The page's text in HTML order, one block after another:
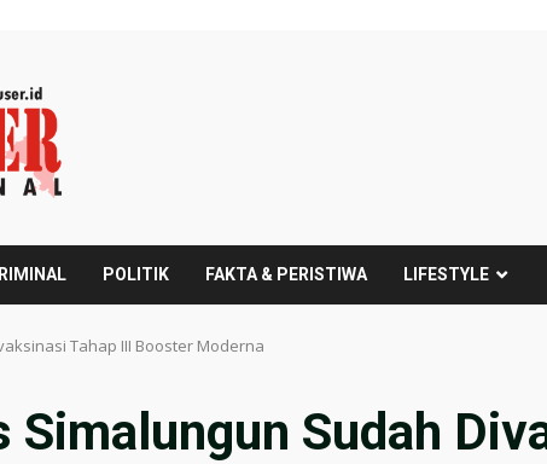
POLITIK FAKTA & PERISTIWA LIFESTYLE
Tahap III Booster Moderna
Simalungun Sudah